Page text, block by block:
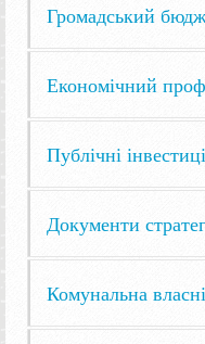
Громадський
Економічний
Публічні
Документи
Комунальна